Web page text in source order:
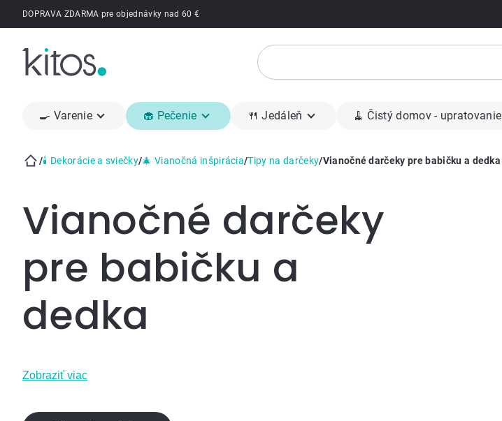
PrejsťDOPRAVA ZDARMA pre objednávky nad 60 €
🍳 Varenie 🧁 Pečenie 🍴 Jedáleň 🧹 Čistý domov - upratovanie
/🕯 Dekorácie a sviečky/🎄 Vianočná inšpirácia/Tipy na darčeky/Vianočné darčeky pre babičku a dedka
Vianočné darčeky
pre babičku a
dedka
Zobraziť viac